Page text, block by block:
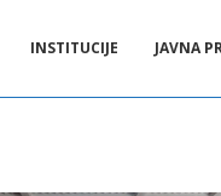
INSTITUCIJE JAVNA